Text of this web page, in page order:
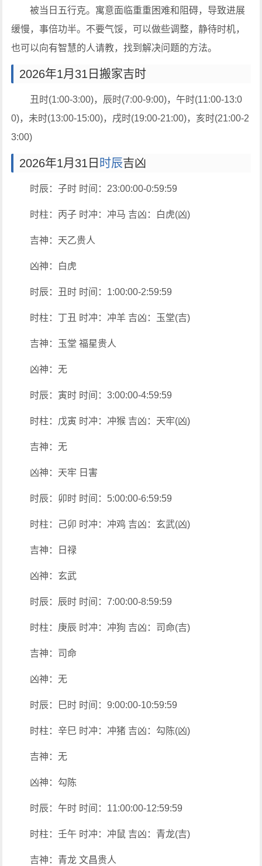
被当日五行克。寓意面临重重困难和阻碍，导致进展
缓慢，事倍功半。不要气馁，可以做些调整，静待时机，
也可以向有智慧的人请教，找到解决问题的方法。
2026年1月31日搬家吉时
丑时(1:00-3:00)，辰时(7:00-9:00)，午时(11:00-13:0
0)，未时(13:00-15:00)，戌时(19:00-21:00)，亥时(21:00-2
3:00)
2026年1月31日 时辰吉凶
时辰：子时 时间：23:00:00-0:59:59
时柱：丙子 时冲：冲马 吉凶：白虎(凶)
吉神：天乙贵人
凶神：白虎
时辰：丑时 时间：1:00:00-2:59:59
时柱：丁丑 时冲：冲羊 吉凶：玉堂(吉)
吉神：玉堂 福星贵人
凶神：无
时辰：寅时 时间：3:00:00-4:59:59
时柱：戊寅 时冲：冲猴 吉凶：天牢(凶)
吉神：无
凶神：天牢 日害
时辰：卯时 时间：5:00:00-6:59:59
时柱：己卯 时冲：冲鸡 吉凶：玄武(凶)
吉神：日禄
凶神：玄武
时辰：辰时 时间：7:00:00-8:59:59
时柱：庚辰 时冲：冲狗 吉凶：司命(吉)
吉神：司命
凶神：无
时辰：巳时 时间：9:00:00-10:59:59
时柱：辛巳 时冲：冲猪 吉凶：勾陈(凶)
吉神：无
凶神：勾陈
时辰：午时 时间：11:00:00-12:59:59
时柱：壬午 时冲：冲鼠 吉凶：青龙(吉)
吉神：青龙 文昌贵人